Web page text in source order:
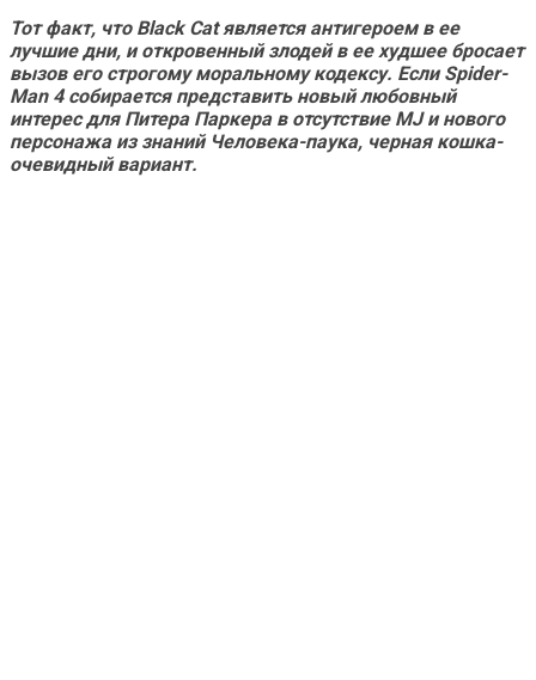
Тот факт, что Black Cat является антигероем в ее
лучшие дни, и откровенный злодей в ее худшее бросает
вызов его строгому моральному кодексу. Если Spider-
Man 4 собирается представить новый любовный
интерес для Питера Паркера в отсутствие MJ и нового
персонажа из знаний Человека-паука, черная кошка-
очевидный вариант.